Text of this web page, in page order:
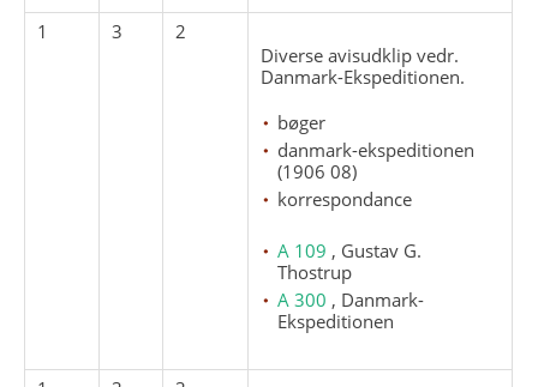
1 3
2
Diverse avisudklip vedr.
Danmark-Ekspeditionen.
bøger
danmark-ekspeditionen
(1906 08)
korrespondance
A 109 , Gustav G.
Thostrup
A 300 , Danmark-
Ekspeditionen